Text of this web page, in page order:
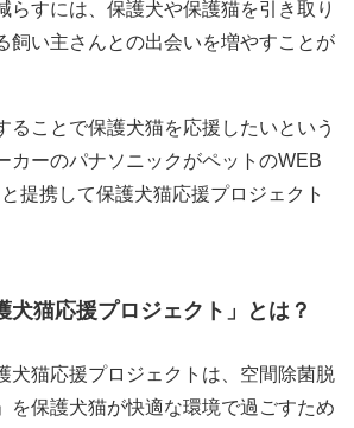
らすには、保護犬や保護猫を引き取り
飼い主さんとの出会いを増やすことが
ることで保護犬猫を応援したいという
カーのパナソニックがペットのWEB
提携して保護犬猫応援プロジェクト
犬猫応援プロジェクト」とは？
犬猫応援プロジェクトは、空間除菌脱
を保護犬猫が快適な環境で過ごすため